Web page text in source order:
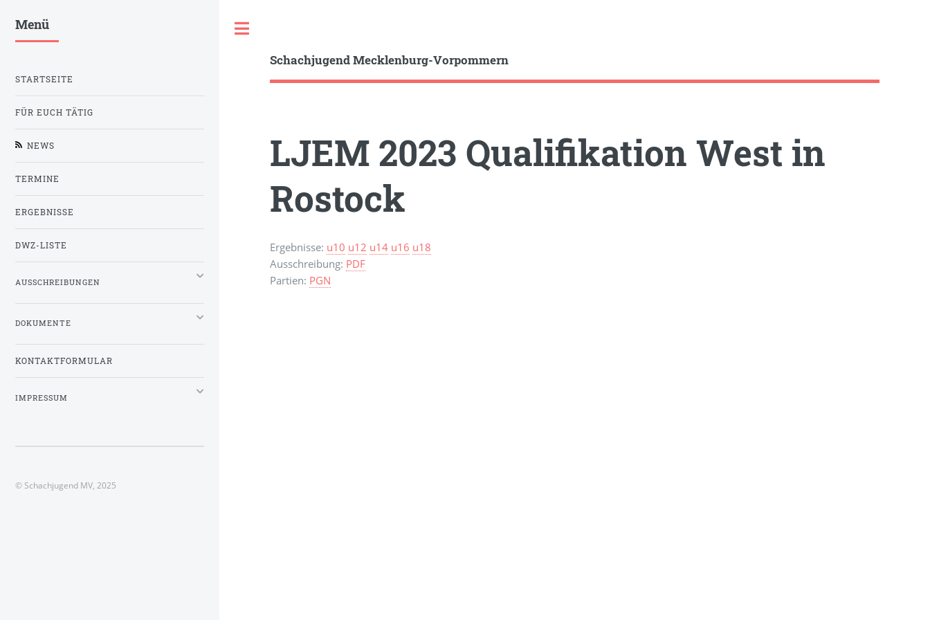
Schachjugend Mecklenburg-Vorpommern
LJEM 2023 Qualifikation West in
Rostock
Ergebnisse: u10 u12 u14 u16 u18
Ausschreibung: PDF
Partien: PGN
Menü
STARTSEITE
FÜR EUCH TÄTIG
NEWS
TERMINE
ERGEBNISSE
DWZ-LISTE
AUSSCHREIBUNGEN
DOKUMENTE
KONTAKTFORMULAR
IMPRESSUM
© Schachjugend MV, 2025